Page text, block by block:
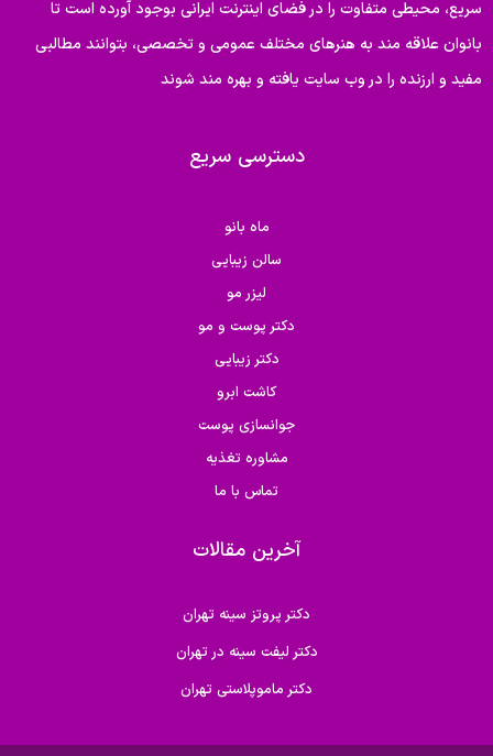
سریع، محیطی متفاوت را در فضای اینترنت ایرانی بوجود آورده است تا
بانوان علاقه مند به هنرهای مختلف عمومی و تخصصی، بتوانند مطالبی
مفید و ارزنده را در وب سایت یافته و بهره مند شوند
دسترسی سریع
ماه بانو
سالن زیبایی
لیزر مو
دکتر پوست و مو
دکتر زیبایی
کاشت ابرو
جوانسازی پوست
مشاوره تغذیه
تماس با ما
آخرین مقالات
دکتر پروتز سینه تهران
دکتر لیفت سینه در تهران
دکتر ماموپلاستی تهران